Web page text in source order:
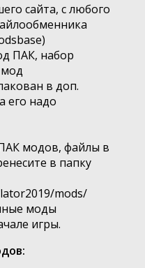
сайта, с любого
ПАК, набор
в доп.
его надо
модов, файлы в
в папку
mods/
моды
игры.